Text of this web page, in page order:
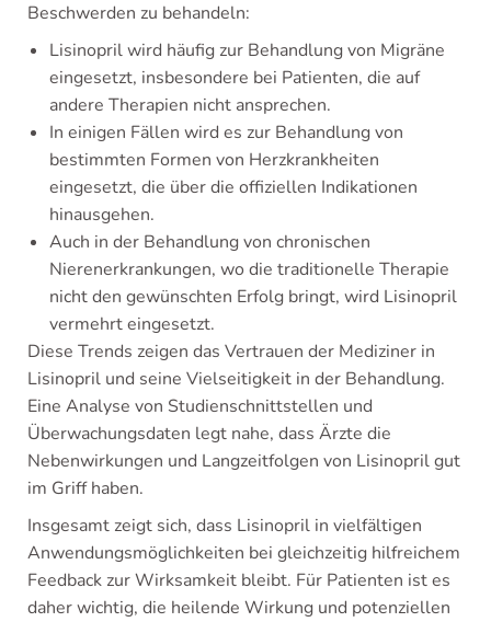
Beschwerden zu behandeln:
Lisinopril wird häufig zur Behandlung von Migräne
eingesetzt, insbesondere bei Patienten, die auf
andere Therapien nicht ansprechen.
In einigen Fällen wird es zur Behandlung von
bestimmten Formen von Herzkrankheiten
eingesetzt, die über die offiziellen Indikationen
hinausgehen.
Auch in der Behandlung von chronischen
Nierenerkrankungen, wo die traditionelle Therapie
nicht den gewünschten Erfolg bringt, wird Lisinopril
vermehrt eingesetzt.
Diese Trends zeigen das Vertrauen der Mediziner in
Lisinopril und seine Vielseitigkeit in der Behandlung.
Eine Analyse von Studienschnittstellen und
Überwachungsdaten legt nahe, dass Ärzte die
Nebenwirkungen und Langzeitfolgen von Lisinopril gut
im Griff haben.
Insgesamt zeigt sich, dass Lisinopril in vielfältigen
Anwendungsmöglichkeiten bei gleichzeitig hilfreichem
Feedback zur Wirksamkeit bleibt. Für Patienten ist es
daher wichtig, die heilende Wirkung und potenziellen